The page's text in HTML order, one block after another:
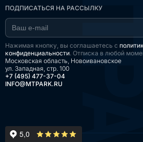
ПОДПИСАТЬСЯ НА РАССЫЛКУ
Нажимая кнопку, вы соглашаетесь с
конфиденциальности. Отписка в любой
Московская область, Новоивановское
ул. Западная, стр. 100
+7 (495) 477-37-04
INFO@MTPARK.RU